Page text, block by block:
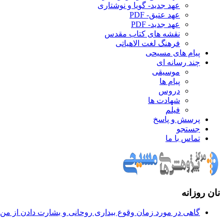
عهد جدید- گویا و نوشتاری
عهد عتیق- PDF
عهد جدید- PDF
نقشه های کتاب مقدس
فرهنگ لغت الاهیاتی
پیام های مسیحی
چند رسانه ای
موسیقی
پیام ها
دروس
شهادت ها
فیلم
پرسش و پاسخ
جستجو
تماس با ما
نان روزانه
گاهی در مورد زمان وقوع بيداری روحانی و بشارت دادن از من